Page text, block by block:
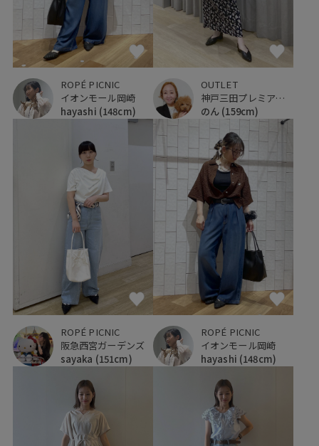
ROPÉ PICNIC
イオンモール岡崎
hayashi (148cm)
OUTLET
神戸三田プレミアム・アウトレット
のん (159cm)
ROPÉ PICNIC
阪急西宮ガーデンズ
sayaka (151cm)
ROPÉ PICNIC
イオンモール岡崎
hayashi (148cm)